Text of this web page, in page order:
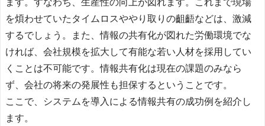
を煩わせていたタイムロスややり取りの齟齬などは、激減
するでしょう。また、情報の共有化が図れた労働環境でな
ければ、会社規模を拡大して有能な若い人材を採用してい
くことは不可能です。情報共有化は現在の課題のみなら
ず、会社の将来の発展性も担保するということです。
ここで、システムを導入による情報共有の成功例を紹介し
ます。